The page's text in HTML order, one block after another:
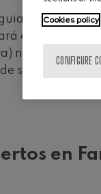
su propia
en el
narrará y
sus
en
Cookies policy
CONFIGURE